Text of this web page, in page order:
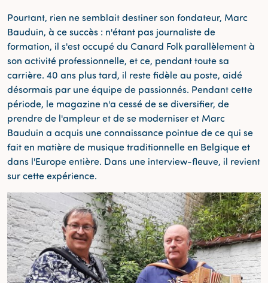
Pourtant, rien ne semblait destiner son fondateur, Marc
Bauduin, à ce succès : n'étant pas journaliste de
formation, il s'est occupé du Canard Folk parallèlement à
son activité professionnelle, et ce, pendant toute sa
carrière. 40 ans plus tard, il reste fidèle au poste, aidé
désormais par une équipe de passionnés. Pendant cette
période, le magazine n'a cessé de se diversifier, de
prendre de l'ampleur et de se moderniser et Marc
Bauduin a acquis une connaissance pointue de ce qui se
fait en matière de musique traditionnelle en Belgique et
dans l'Europe entière. Dans une interview-fleuve, il revient
sur cette expérience.